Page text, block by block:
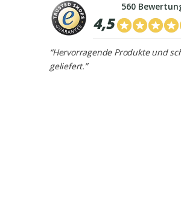
4,5
560
“Hervorragende Produkte und
geliefert.”